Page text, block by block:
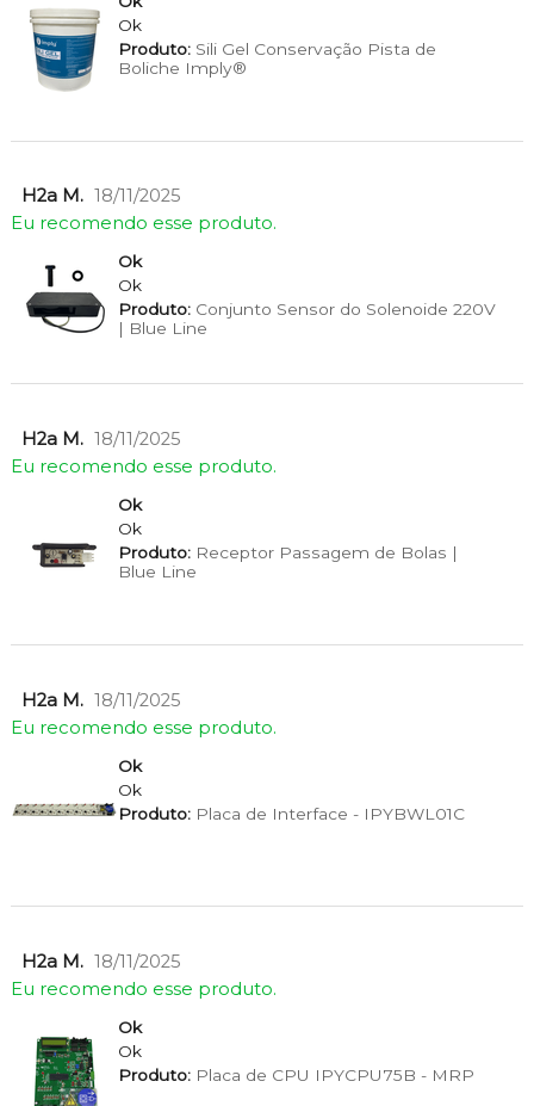
Ok
Produto:Sili Gel Conservação Pista de
Boliche Imply®
H2a M. 18/11/2025
Eu recomendo esse produto.
Ok
Ok
Produto:Conjunto Sensor do Solenoide 220V
| Blue Line
H2a M. 18/11/2025
Eu recomendo esse produto.
Ok
Ok
Produto:Receptor Passagem de Bolas |
Blue Line
H2a M. 18/11/2025
Eu recomendo esse produto.
Ok
Ok
Produto:Placa de Interface - IPYBWL01C
H2a M. 18/11/2025
Eu recomendo esse produto.
Ok
Ok
Produto:Placa de CPU IPYCPU75B - MRP